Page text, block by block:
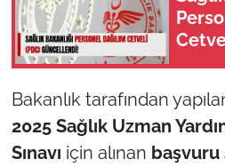
Bakanlık tarafından
2025 Sağlık Uzman
Sınavı için alınan başvuru